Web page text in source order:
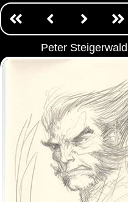
Peter Steigerwald